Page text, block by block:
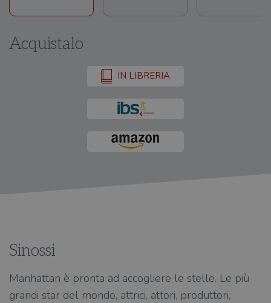
Acquistalo
IN LIBRERIA
Sinossi
Manhattan è pronta ad accogliere le stelle. Le più
grandi star del mondo, attrici, attori, produttori,